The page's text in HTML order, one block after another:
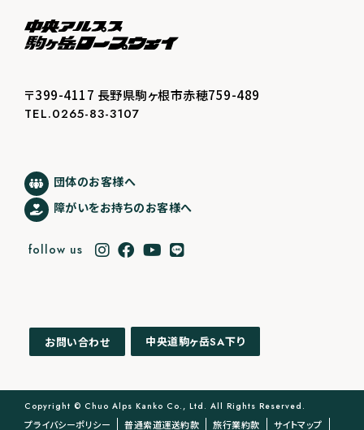
〒399-4117 長野県駒ヶ根市赤穂759-489
TEL.0265-83-3107
団体のお客様へ
障がいをお持ちのお客様へ
follow us
お問い合わせ 中央道駒ヶ岳SA下り
Copyright © Chuo Alps Kanko Co., Ltd. All Rights Reserved.
プライバシーポリシー 普通索道運送約款 旅行業約款 サイトマップ